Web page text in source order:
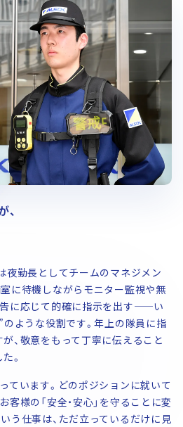
夜勤長としてチームのマネジメン
に待機しながらモニター監視や無
に応じて的確に指示を出す——い
ような役割です。年上の隊員に指
、敬意をもって丁寧に伝えること
。
ています。どのポジションに就いて
客様の「安全・安心」を守ることに変
う仕事は、ただ立っているだけに見